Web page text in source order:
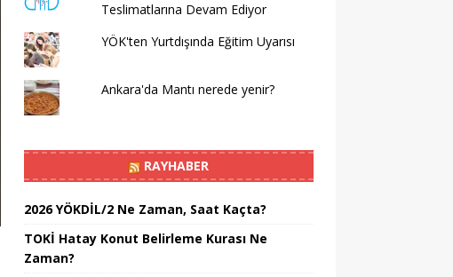
Teslimatlarına Devam Ediyor
YÖK'ten Yurtdışında Eğitim Uyarısı
Ankara'da Mantı nerede yenir?
RAYHABER
2026 YÖKDİL/2 Ne Zaman, Saat Kaçta?
TOKİ Hatay Konut Belirleme Kurası Ne
Zaman?